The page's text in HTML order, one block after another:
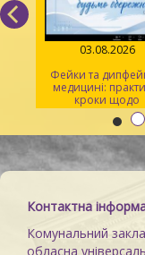
03.08.2026
Фейки та
медицині:
кроки щодо
Контактна
Комунальний
обласна